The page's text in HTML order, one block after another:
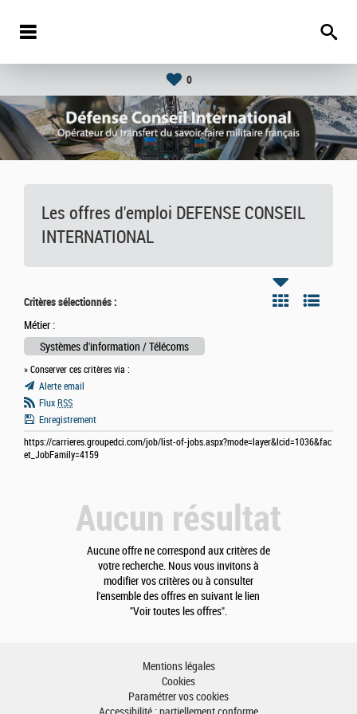
0
Les offres d'emploi DEFENSE CONSEIL
INTERNATIONAL
Critères sélectionnés :
Métier :
Systèmes d'information / Télécoms
» Conserver ces critères via :
Alerte email
Flux RSS
Enregistrement
https://carrieres.groupedci.com/job/list-of-jobs.aspx?mode=layer&lcid=1036&fac
et_JobFamily=4159
Aucun résultat
Aucune offre ne correspond aux critères de
votre recherche. Nous vous invitons à
modifier vos critères ou à consulter
l'ensemble des offres en suivant le lien
"Voir toutes les offres".
Mentions légales
Cookies
Paramétrer vos cookies